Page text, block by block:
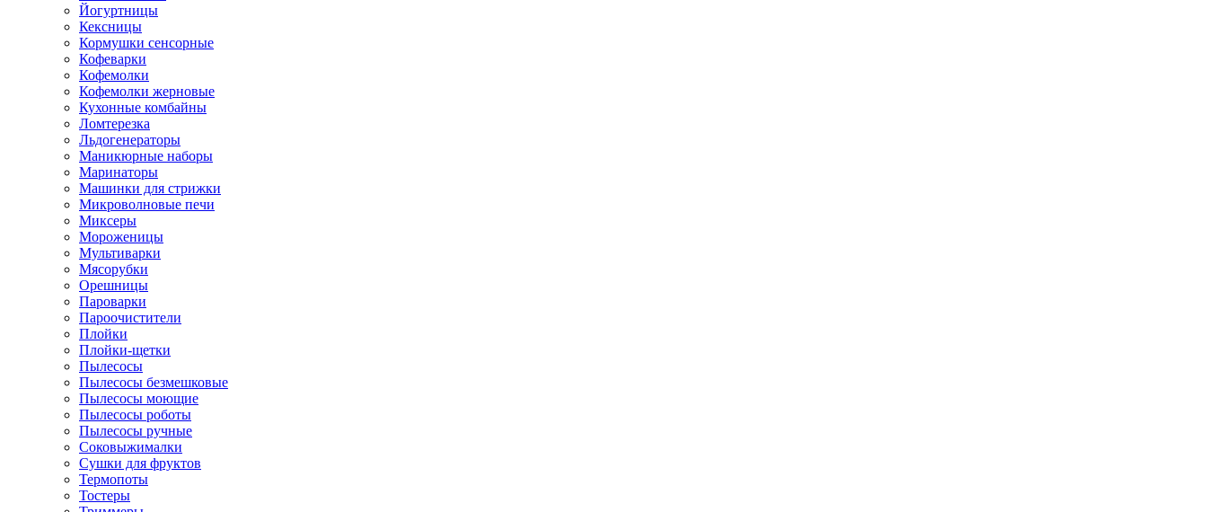
Йогуртницы
Кексницы
Кормушки сенсорные
Кофеварки
Кофемолки
Кофемолки жерновые
Кухонные комбайны
Ломтерезка
Льдогенераторы
Маникюрные наборы
Маринаторы
Машинки для стрижки
Микроволновые печи
Миксеры
Мороженицы
Мультиварки
Мясорубки
Орешницы
Пароварки
Пароочистители
Плойки
Плойки-щетки
Пылесосы
Пылесосы безмешковые
Пылесосы моющие
Пылесосы роботы
Пылесосы ручные
Соковыжималки
Сушки для фруктов
Термопоты
Тостеры